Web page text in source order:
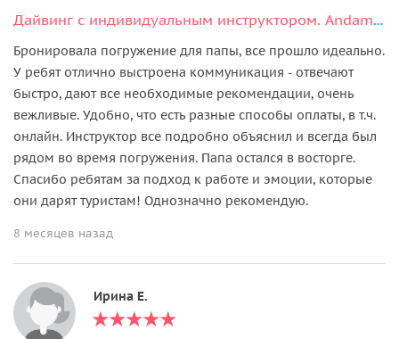
Дайвинг с индивидуальным инструктором. Andaman Diving&Travel Company
Бронировала погружение для папы, все прошло идеально.
У ребят отлично выстроена коммуникация - отвечают
быстро, дают все необходимые рекомендации, очень
вежливые. Удобно, что есть разные способы оплаты, в т.ч.
онлайн. Инструктор все подробно объяснил и всегда был
рядом во время погружения. Папа остался в восторге.
Спасибо ребятам за подход к работе и эмоции, которые
они дарят туристам! Однозначно рекомендую.
8 месяцев назад
Ирина Е.